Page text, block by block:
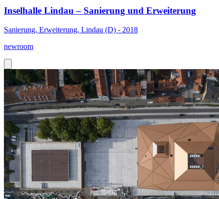
Inselhalle Lindau – Sanierung und Erweiterung
Sanierung, Erweiterung, Lindau (D) - 2018
newroom